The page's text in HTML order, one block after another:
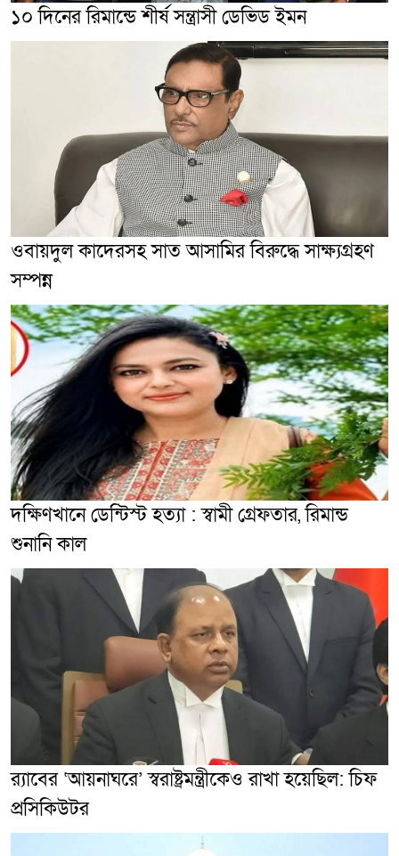
১০ দিনের রিমান্ডে শীর্ষ সন্ত্রাসী ডেভিড ইমন
ওবায়দুল কাদেরসহ সাত আসামির বিরুদ্ধে সাক্ষ্যগ্রহণ
সম্পন্ন
দক্ষিণখানে ডেন্টিস্ট হত্যা : স্বামী গ্রেফতার, রিমান্ড
শুনানি কাল
র‌্যাবের ‘আয়নাঘরে’ স্বরাষ্ট্রমন্ত্রীকেও রাখা হয়েছিল: চিফ
প্রসিকিউটর